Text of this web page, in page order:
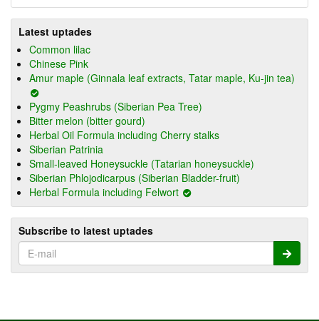
Latest uptades
Common lilac
Chinese Pink
Amur maple (Ginnala leaf extracts, Tatar maple, Ku-jin tea)
Pygmy Peashrubs (Siberian Pea Tree)
Bitter melon (bitter gourd)
Herbal Oil Formula including Cherry stalks
Siberian Patrinia
Small-leaved Honeysuckle (Tatarian honeysuckle)
Siberian Phlojodicarpus (Siberian Bladder-fruit)
Herbal Formula including Felwort
Subscribe to latest uptades